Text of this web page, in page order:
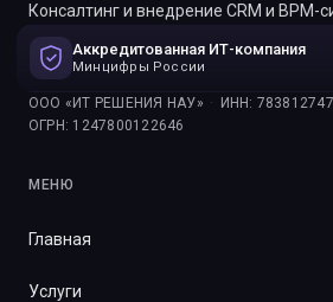
Консалтинг и внедрение CRM и BPM-
Аккредитованная ИТ-компания
Минцифры России
ООО «ИТ РЕШЕНИЯ НАУ» · ИНН:
ОГРН: 1247800122646
МЕНЮ
Главная
Услуги